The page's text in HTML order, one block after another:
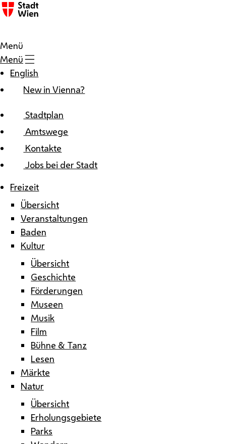
Zum Inhalt
Menü
Menü
English
New in Vienna?
Stadtplan
Amtswege
Kontakte
Jobs bei der Stadt
Freizeit
Übersicht
Veranstaltungen
Baden
Kultur
Übersicht
Geschichte
Förderungen
Museen
Musik
Film
Bühne & Tanz
Lesen
Märkte
Natur
Übersicht
Erholungsgebiete
Parks